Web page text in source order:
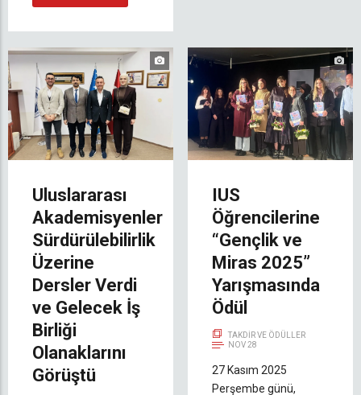
Uluslararası
Akademisyenler
Sürdürülebilirlik
Üzerine
Dersler Verdi
ve Gelecek İş
Birliği
Olanaklarını
Görüştü
IUS
Öğrencilerine
“Gençlik ve
Miras 2025”
Yarışmasında
Ödül
TAKDIR VE ÖDÜLLER
NOV 28
27 Kasım 2025
Perşembe günü,